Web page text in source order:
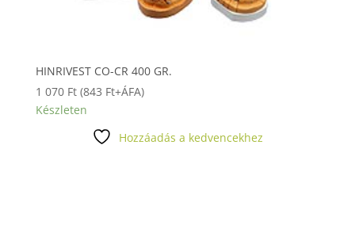
HINRIVEST CO-CR 400 GR.
1 070 Ft (843 Ft+ÁFA)
Készleten
Hozzáadás a kedvencekhez